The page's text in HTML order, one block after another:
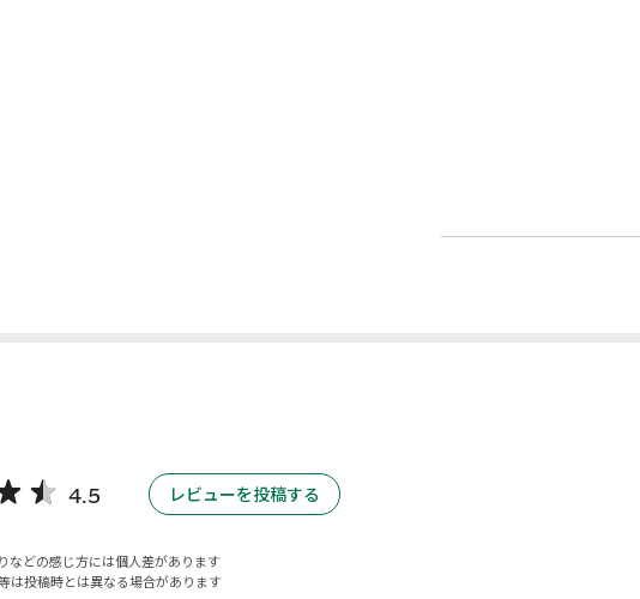
4.5 レビューを投稿する
などの感じ方には個人差があります
は投稿時とは異なる場合があります